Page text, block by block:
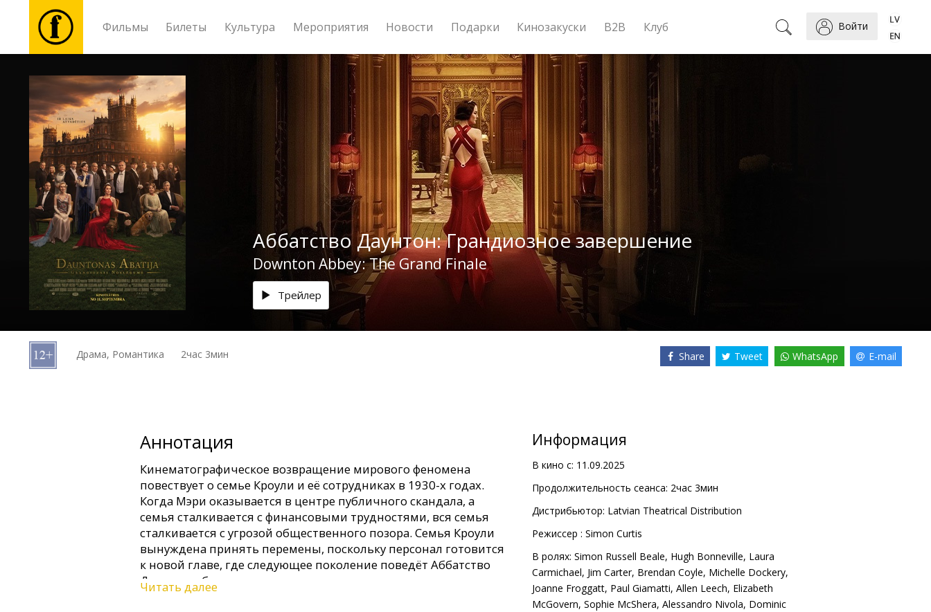
Фильмы Билеты Культура Мероприятия Новости Подарки Кинозакуски B2B Клуб Войти
Фильмы
Билеты
Культура
Мероприятия
Новости
Подарки
B2B
Аббатство Даунтон: Грандиозное завершение
Downton Abbey: The Grand Finale
Трейлер
Драма, Романтика 2час 3мин Share Tweet WhatsApp E-mail
Аннотация
Кинематографическое возвращение мирового феномена
повествует о семье Кроули и её сотрудниках в 1930-х годах.
Когда Мэри оказывается в центре публичного скандала, а
семья сталкивается с финансовыми трудностями, вся семья
сталкивается с угрозой общественного позора. Семья Кроули
вынуждена принять перемены, поскольку персонал готовится
к новой главе, где следующее поколение поведёт Аббатство
Даунтон в будущее.
Читать далее
Информация
В кино с: 11.09.2025
Продолжительность сеанса: 2час 3мин
Дистрибьютор: Latvian Theatrical Distribution
Pежиссер : Simon Curtis
В ролях: Simon Russell Beale, Hugh Bonneville, Laura
Carmichael, Jim Carter, Brendan Coyle, Michelle Dockery,
Joanne Froggatt, Paul Giamatti, Allen Leech, Elizabeth
McGovern, Sophie McShera, Alessandro Nivola, Dominic